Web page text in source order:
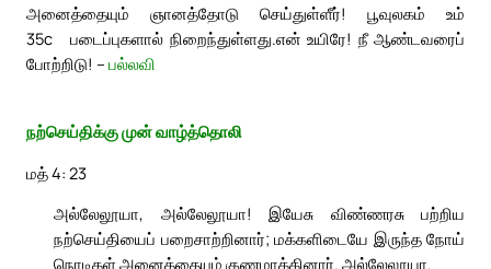
அனைத்தையும் ஞானத்தோடு செய்துள்ளீர்! பூவுலகம் உம்
படைப்புகளால் நிறைந்துள்ளது.
35c
என் உயிரே! நீ ஆண்டவரைப்
போற்றிடு! – பல்லவி
நற்செய்திக்கு முன் வாழ்த்தொலி
மத் 4: 23
அல்லேலூயா, அல்லேலூயா! இயேசு விண்ணரசு பற்றிய
நற்செய்தியைப் பறைசாற்றினார்; மக்களிடையே இருந்த நோய்
நொடிகள் அனைத்தையும் குணமாக்கினார். அல்லேலூயா.